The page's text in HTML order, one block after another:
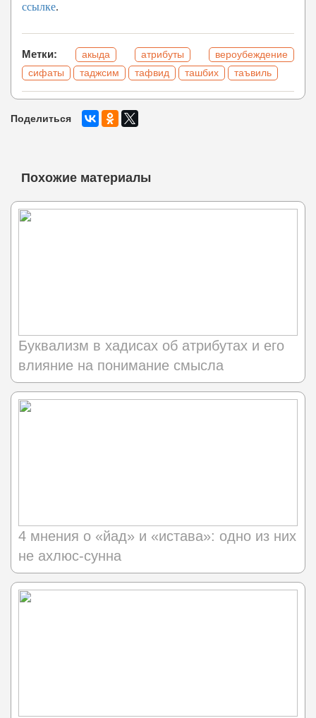
ссылке.
Метки: акыда атрибуты
вероубеждение
сифаты
таджсим тафвид ташбих таъвиль
Поделиться
Похожие материалы
Буквализм в хадисах об атрибутах и его
влияние на понимание смысла
4 мнения о «йад» и «истава»: одно из них
не ахлюс-сунна